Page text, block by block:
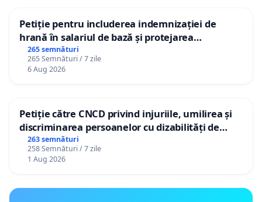
Petiție pentru includerea indemnizației de
hrană în salariul de bază și protejarea
gradațiilor de vechime pentru asistenții
personali
265 semnături
265 Semnături / 7 zile
6 Aug 2026
Petiție către CNCD privind injuriile, umilirea și
discriminarea persoanelor cu dizabilități de
către utilizatorul TikTok „Gorici”
263 semnături
258 Semnături / 7 zile
1 Aug 2026